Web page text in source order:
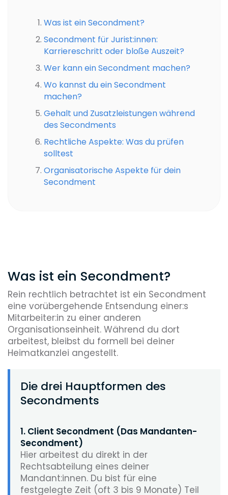
Was ist ein Secondment?
Secondment für Jurist:innen:
Karriereschritt oder bloße Auszeit?
Wer kann ein Secondment machen?
Wo kannst du ein Secondment
machen?
Gehalt und Zusatzleistungen während
des Secondments
Rechtliche Aspekte: Was du prüfen
solltest
Organisatorische Aspekte für dein
Secondment
Was ist ein Secondment?
Rein rechtlich betrachtet ist ein Secondment
eine vorübergehende Entsendung einer:s
Mitarbeiter:in zu einer anderen
Organisationseinheit. Während du dort
arbeitest, bleibst du formell bei deiner
Heimatkanzlei angestellt.
Die drei Hauptformen des
Secondments
1. Client Secondment (Das Mandanten-
Secondment)
Hier arbeitest du direkt in der
Rechtsabteilung eines deiner
Mandant:innen. Du bist für eine
festgelegte Zeit (oft 3 bis 9 Monate) Teil